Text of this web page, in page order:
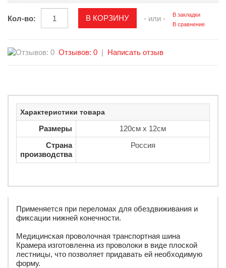
Кол-во: - или -
В закладки
В сравнение
Отзывов: 0 | Написать отзыв
Характеристики товара
Размеры
120см х 12см
Страна
производства
Россия
Применяется при переломах для обездвиживания и
фиксации нижней конечности.
Медицинская проволочная транспортная шина
Крамера изготовленна из проволоки в виде плоской
лестницы, что позволяет придавать ей необходимую
форму.